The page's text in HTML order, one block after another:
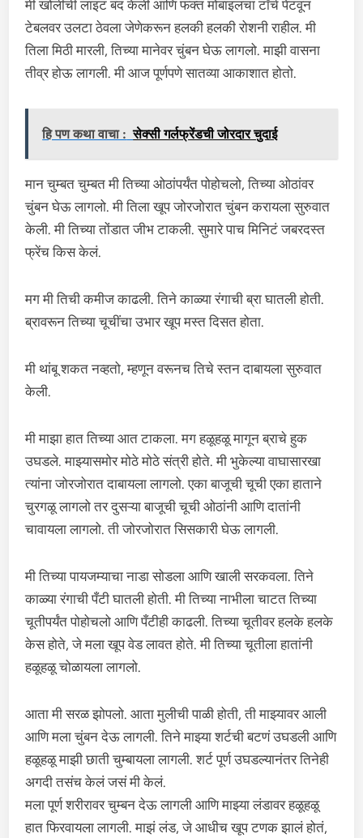
मी खोलीची लाइट बंद केली आणि फक्त मोबाइलचा टॉर्च पेटवून
टेबलवर उलटा ठेवला जेणेकरून हलकी हलकी रोशनी राहील. मी
तिला मिठी मारली, तिच्या मानेवर चुंबन घेऊ लागलो. माझी वासना
तीव्र होऊ लागली. मी आज पूर्णपणे सातव्या आकाशात होतो.
हि पण कथा वाचा : सेक्सी गर्लफ्रेंडची जोरदार चुदाई
मान चुम्बत चुम्बत मी तिच्या ओठांपर्यंत पोहोचलो, तिच्या ओठांवर
चुंबन घेऊ लागलो. मी तिला खूप जोरजोरात चुंबन करायला सुरुवात
केली. मी तिच्या तोंडात जीभ टाकली. सुमारे पाच मिनिटं जबरदस्त
फ्रेंच किस केलं.
मग मी तिची कमीज काढली. तिने काळ्या रंगाची ब्रा घातली होती.
ब्रावरून तिच्या चूचींचा उभार खूप मस्त दिसत होता.
मी थांबू शकत नव्हतो, म्हणून वरूनच तिचे स्तन दाबायला सुरुवात
केली.
मी माझा हात तिच्या आत टाकला. मग हळूहळू मागून ब्राचे हुक
उघडले. माझ्यासमोर मोठे मोठे संत्री होते. मी भुकेल्या वाघासारखा
त्यांना जोरजोरात दाबायला लागलो. एका बाजूची चूची एका हाताने
चुरगळू लागलो तर दुसऱ्या बाजूची चूची ओठांनी आणि दातांनी
चावायला लागलो. ती जोरजोरात सिसकारी घेऊ लागली.
मी तिच्या पायजम्याचा नाडा सोडला आणि खाली सरकवला. तिने
काळ्या रंगाची पँटी घातली होती. मी तिच्या नाभीला चाटत तिच्या
चूतीपर्यंत पोहोचलो आणि पँटीही काढली. तिच्या चूतीवर हलके हलके
केस होते, जे मला खूप वेड लावत होते. मी तिच्या चूतीला हातांनी
हळूहळू चोळायला लागलो.
आता मी सरळ झोपलो. आता मुलीची पाळी होती, ती माझ्यावर आली
आणि मला चुंबन देऊ लागली. तिने माझ्या शर्टची बटणं उघडली आणि
हळूहळू माझी छाती चुम्बायला लागली. शर्ट पूर्ण उघडल्यानंतर तिनेही
अगदी तसंच केलं जसं मी केलं.
मला पूर्ण शरीरावर चुम्बन देऊ लागली आणि माझ्या लंडावर हळूहळू
हात फिरवायला लागली. माझं लंड, जे आधीच खूप टणक झालं होतं,